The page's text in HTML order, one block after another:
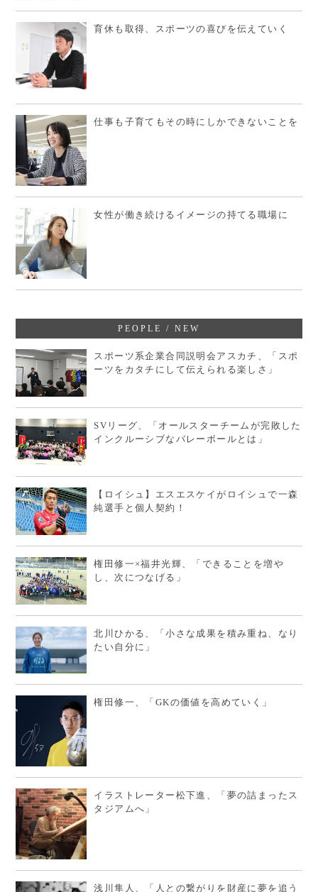
育休も取得、スポーツの喜びを伝えていく
仕事も子育てもその時にしかできないことを
女性が働き続けるイメージの持てる職場に
PEOPLE / NEW
スポーツ系企業合同説明会アスカチ、「スポ
ーツをカタチにして伝えられる楽しさ」
SVリーグ、「オールスターチームが完敗した
インクルーシブなバレーボールとは」
【ロイシュ】エスエスケイがロイシュで一森
純選手と個人契約！
権田修一×福井光輝、「できることを増や
し、次につなげる」
北川ひかる、「小さな成果を積み重ね、なり
たい自分に」
権田修一、「GKの価値を高めていく」
イラストレーター松下進、「夢の詰まったス
タジアムへ」
浅川隼人、「人との繋がりを財産に夢を追う